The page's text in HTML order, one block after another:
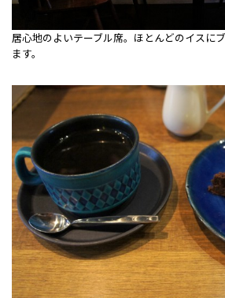
居心地のよいテーブル席。ほとんどのイスに
ます。